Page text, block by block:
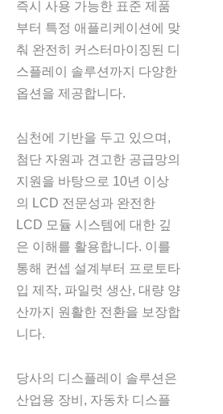
즉시 사용 가능한 표준 제품
부터 특정 애플리케이션에 맞
춰 완전히 커스터마이징된 디
스플레이 솔루션까지 다양한
옵션을 제공합니다.
심천에 기반을 두고 있으며,
첨단 자원과 견고한 공급망의
지원을 바탕으로 10년 이상
의 LCD 전문성과 완전한
LCD 모듈 시스템에 대한 깊
은 이해를 활용합니다. 이를
통해 컨셉 설계부터 프로토타
입 제작, 파일럿 생산, 대량 양
산까지 원활한 전환을 보장합
니다.
당사의 디스플레이 솔루션은
산업용 장비, 자동차 디스플